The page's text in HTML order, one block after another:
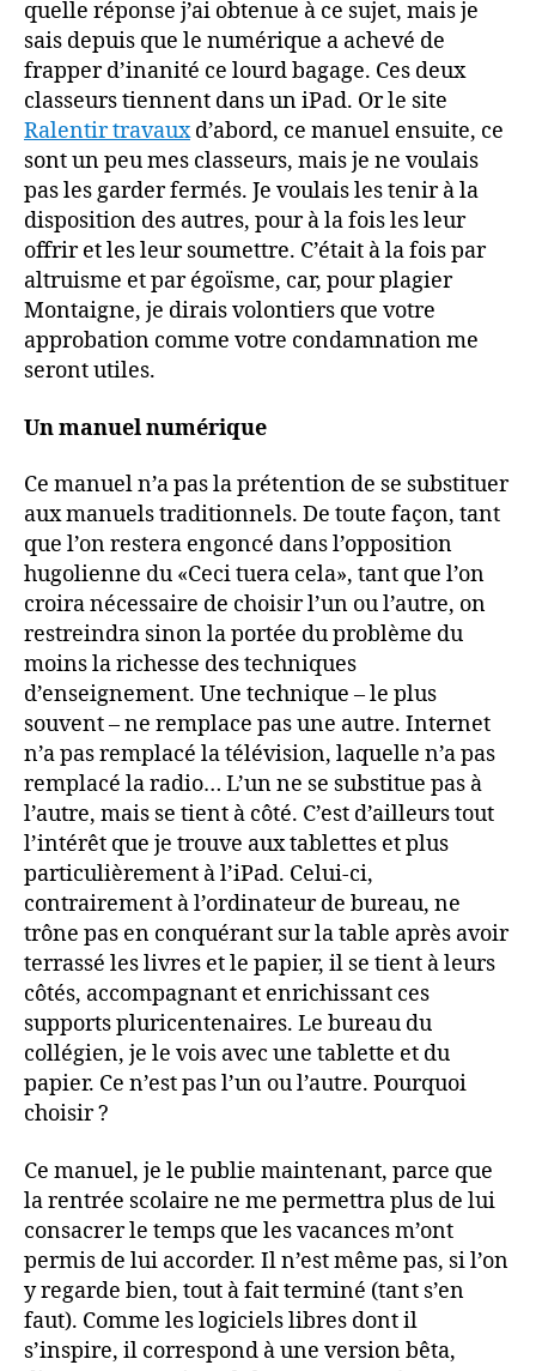
quelle réponse j’ai obtenue à ce sujet, mais je
sais depuis que le numérique a achevé de
frapper d’inanité ce lourd bagage. Ces deux
classeurs tiennent dans un iPad. Or le site
Ralentir travauxd’abord, ce manuel ensuite, ce
sont un peu mes classeurs, mais je ne voulais
pas les garder fermés. Je voulais les tenir à la
disposition des autres, pour à la fois les leur
offrir et les leur soumettre. C’était à la fois par
altruisme et par égoïsme, car, pour plagier
Montaigne, je dirais volontiers que votre
approbation comme votre condamnation me
seront utiles.
Un manuel numérique
Ce manuel n’a pas la prétention de se substituer
aux manuels traditionnels. De toute façon, tant
que l’on restera engoncé dans l’opposition
hugolienne du «Ceci tuera cela», tant que l’on
croira nécessaire de choisir l’un ou l’autre, on
restreindra sinon la portée du problème du
moins la richesse des techniques
d’enseignement. Une technique – le plus
souvent – ne remplace pas une autre. Internet
n’a pas remplacé la télévision, laquelle n’a pas
remplacé la radio… L’un ne se substitue pas à
l’autre, mais se tient à côté. C’est d’ailleurs tout
l’intérêt que je trouve aux tablettes et plus
particulièrement à l’iPad. Celui-ci,
contrairement à l’ordinateur de bureau, ne
trône pas en conquérant sur la table après avoir
terrassé les livres et le papier, il se tient à leurs
côtés, accompagnant et enrichissant ces
supports pluricentenaires. Le bureau du
collégien, je le vois avec une tablette et du
papier. Ce n’est pas l’un ou l’autre. Pourquoi
choisir ?
Ce manuel, je le publie maintenant, parce que
la rentrée scolaire ne me permettra plus de lui
consacrer le temps que les vacances m’ont
permis de lui accorder. Il n’est même pas, si l’on
y regarde bien, tout à fait terminé (tant s’en
faut). Comme les logiciels libres dont il
s’inspire, il correspond à une version bêta,